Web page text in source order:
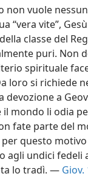
non vuole
“vera vite”,
classe del
puri. Non
spirituale
loro si richiede
devozione a
il mondo li odia
fate parte del
questo
agli undici
lo tradì. — Giov.